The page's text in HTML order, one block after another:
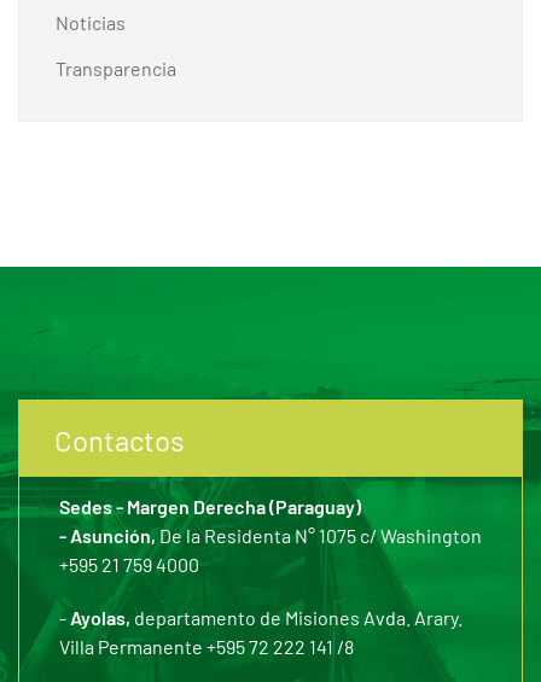
Noticias
Transparencia
Contactos
Sedes - Margen Derecha (Paraguay)
- Asunción,De la Residenta N° 1075 c/ Washington
+595 21 759 4000
-Ayolas, departamento de Misiones Avda. Arary.
Villa Permanente +595 72 222 141 /8